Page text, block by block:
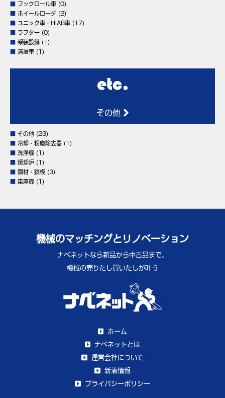
フックロール車 (0)
ホイールローダ (2)
ユニック車・HIAB車 (17)
ラフター (0)
架装設備 (1)
清掃車 (1)
その他
その他 (23)
冷却・粉塵除去器 (1)
洗浄機 (1)
焼却炉 (1)
鋼材・鉄板 (3)
集塵機 (1)
機械のマッチングとリノベーション
ナベネットなら新品から中古品まで、
機械の売りたし買いたしが叶う
ホーム
ナベネットとは
運営会社について
新着情報
プライバシーポリシー